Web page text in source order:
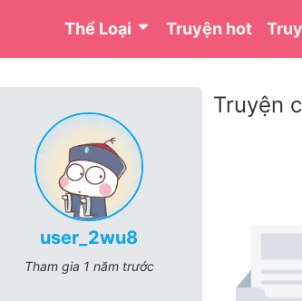
Thể Loại Truyện hot
user_2wu8
Tham gia 1 năm trước
Truyện